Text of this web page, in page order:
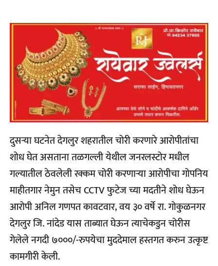
दुसऱ्या घटनेत देगलुर शहरातील चोरी करणारे आरोपीतांचा
शोध घेत असताना तळगल्ली येथील जनरलस्टोर मधील
गल्यातील ठेवलेली रक्कम चोरी करणाऱ्या आरोपीचा गोपनिय
माहीतगार नेमुन तसेच CCTV फुटेज च्या मदतीने शोध घेऊन
आरोपी अनिल गणपत कावटवार, वय ३० वर्षे रा. गोकुळनगर
देगलुर जि. नांदेड यास ताब्यात घेऊन त्याचेकडुन चोरीस
गेलेले नगदी ७०००/-रुपयेचा मुददेमाल हस्तगत करुन उत्कृष्ट
कामगीरी केली.